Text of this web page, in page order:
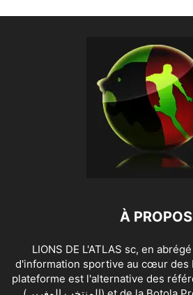
À PROPOS
LIONS DE L'ATLAS sc, en
d'information sportive au cœur des
plateforme est l'alternative des